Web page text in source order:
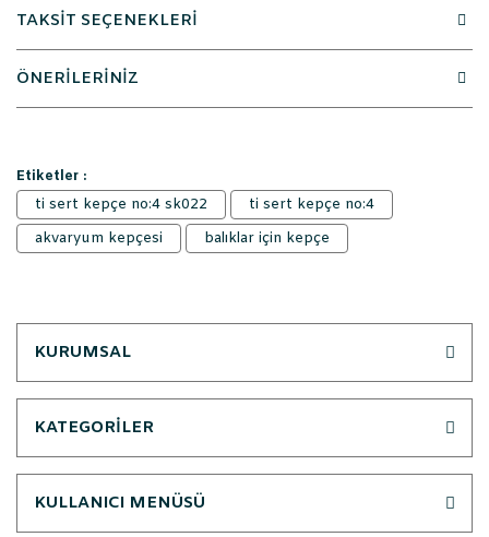
TAKSİT SEÇENEKLERİ
ÖNERİLERİNİZ
Etiketler :
ti sert kepçe no:4 sk022
ti sert kepçe no:4
akvaryum kepçesi
balıklar için kepçe
KURUMSAL
KATEGORİLER
KULLANICI MENÜSÜ